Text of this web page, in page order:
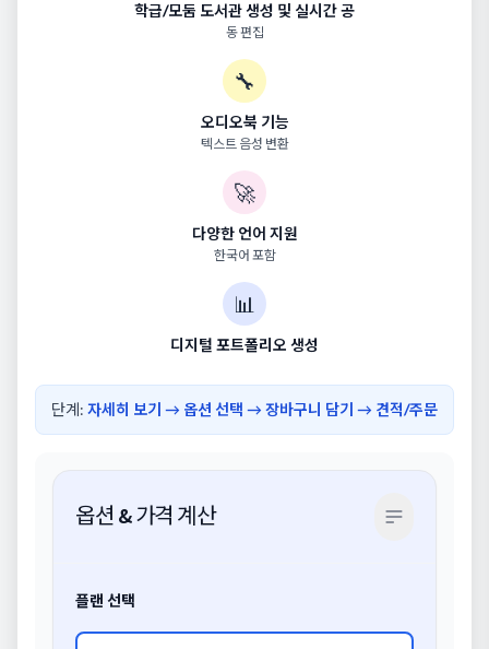
학급/모둠 도서관 생성 및 실시간 공
동 편집
🔧
오디오북 기능
텍스트 음성 변환
🚀
다양한 언어 지원
한국어 포함
📊
디지털 포트폴리오 생성
단계: 자세히 보기 → 옵션 선택 → 장바구니 담기 → 견적/주문
옵션 & 가격 계산
플랜 선택